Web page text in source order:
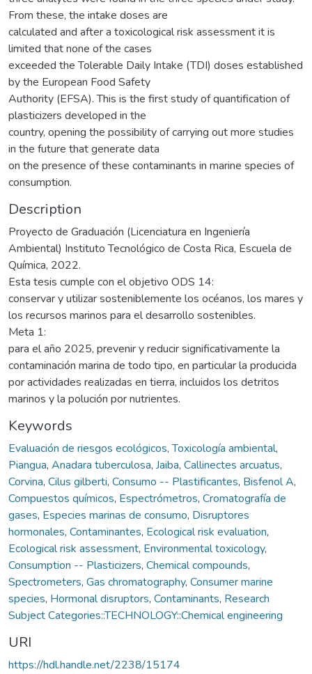
From these, the intake doses are
calculated and after a toxicological risk assessment it is
limited that none of the cases
exceeded the Tolerable Daily Intake (TDI) doses established
by the European Food Safety
Authority (EFSA). This is the first study of quantification of
plasticizers developed in the
country, opening the possibility of carrying out more studies
in the future that generate data
on the presence of these contaminants in marine species of
consumption.
Description
Proyecto de Graduación (Licenciatura en Ingeniería
Ambiental) Instituto Tecnológico de Costa Rica, Escuela de
Química, 2022.
Esta tesis cumple con el objetivo ODS 14:
conservar y utilizar sosteniblemente los océanos, los mares y
los recursos marinos para el desarrollo sostenibles.
Meta 1:
para el año 2025, prevenir y reducir significativamente la
contaminación marina de todo tipo, en particular la producida
por actividades realizadas en tierra, incluidos los detritos
marinos y la polución por nutrientes.
Keywords
Evaluación de riesgos ecológicos,Toxicología ambiental,
Piangua, Anadara tuberculosa, Jaiba, Callinectes arcuatus,
Corvina, Cilus gilberti, Consumo -- Plastificantes, Bisfenol A,
Compuestos químicos, Espectrómetros, Cromatografía de
gases, Especies marinas de consumo, Disruptores
hormonales, Contaminantes, Ecological risk evaluation,
Ecological risk assessment, Environmental toxicology,
Consumption -- Plasticizers, Chemical compounds,
Spectrometers, Gas chromatography, Consumer marine
species, Hormonal disruptors, Contaminants, Research
Subject Categories::TECHNOLOGY::Chemical engineering
URI
https://hdl.handle.net/2238/15174